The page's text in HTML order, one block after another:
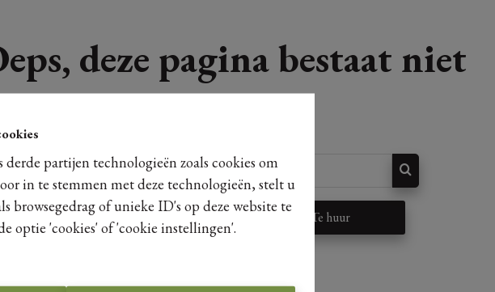
partijen technologieën zoals cookies om
in te stemmen met deze technologieën, stelt u
browsegedrag of unieke ID's op deze website te
optie 'cookies' of 'cookie instellingen'.
deze pagina bestaat niet
meer
Te koop Te huur